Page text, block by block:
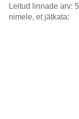
Leitud linnade arv:
nimele, et jätkata: